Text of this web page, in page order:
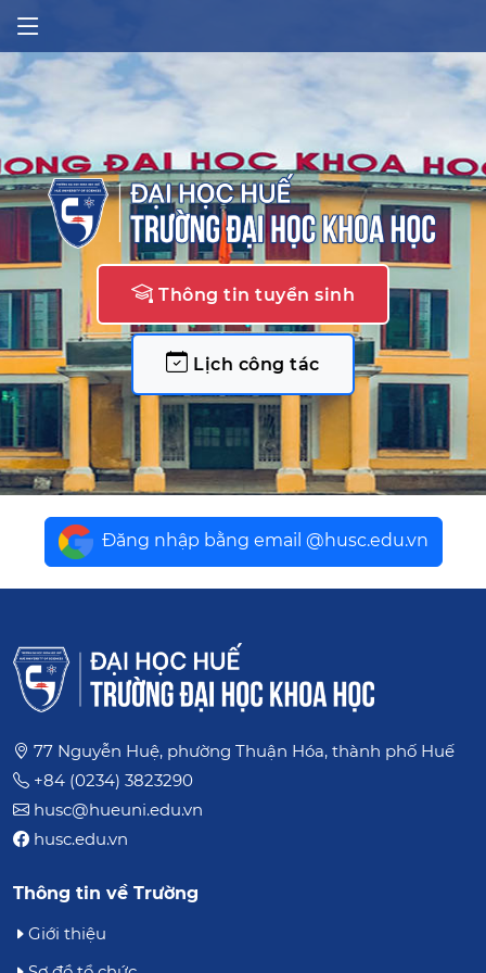
Thông tin tuyển sinh
Lịch công tác
Đăng nhập bằng email @husc.edu.vn
77 Nguyễn Huệ, phường Thuận Hóa, thành phố Huế
+84 (0234) 3823290
husc@hueuni.edu.vn
husc.edu.vn
Thông tin về Trường
Giới thiệu